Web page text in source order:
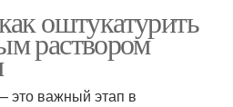
оштукатурить
раствором
это важный этап в